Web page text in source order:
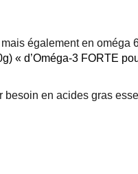
également en oméga
« d’Oméga-3 FORTE
en acides gras